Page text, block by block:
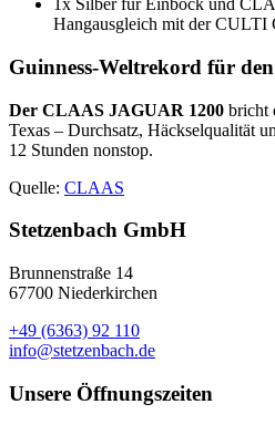
1x Silber für Einböck und
Hangausgleich mit der CULTI
Guinness-Weltrekord für
Der CLAAS JAGUAR 1200 bricht
Texas – Durchsatz, Häckselqualität
12 Stunden nonstop.
Quelle: CLAAS
Stetzenbach GmbH
Brunnenstraße 14
67700 Niederkirchen
+49 (6363) 92 110
info@stetzenbach.de
Unsere Öffnungszeiten